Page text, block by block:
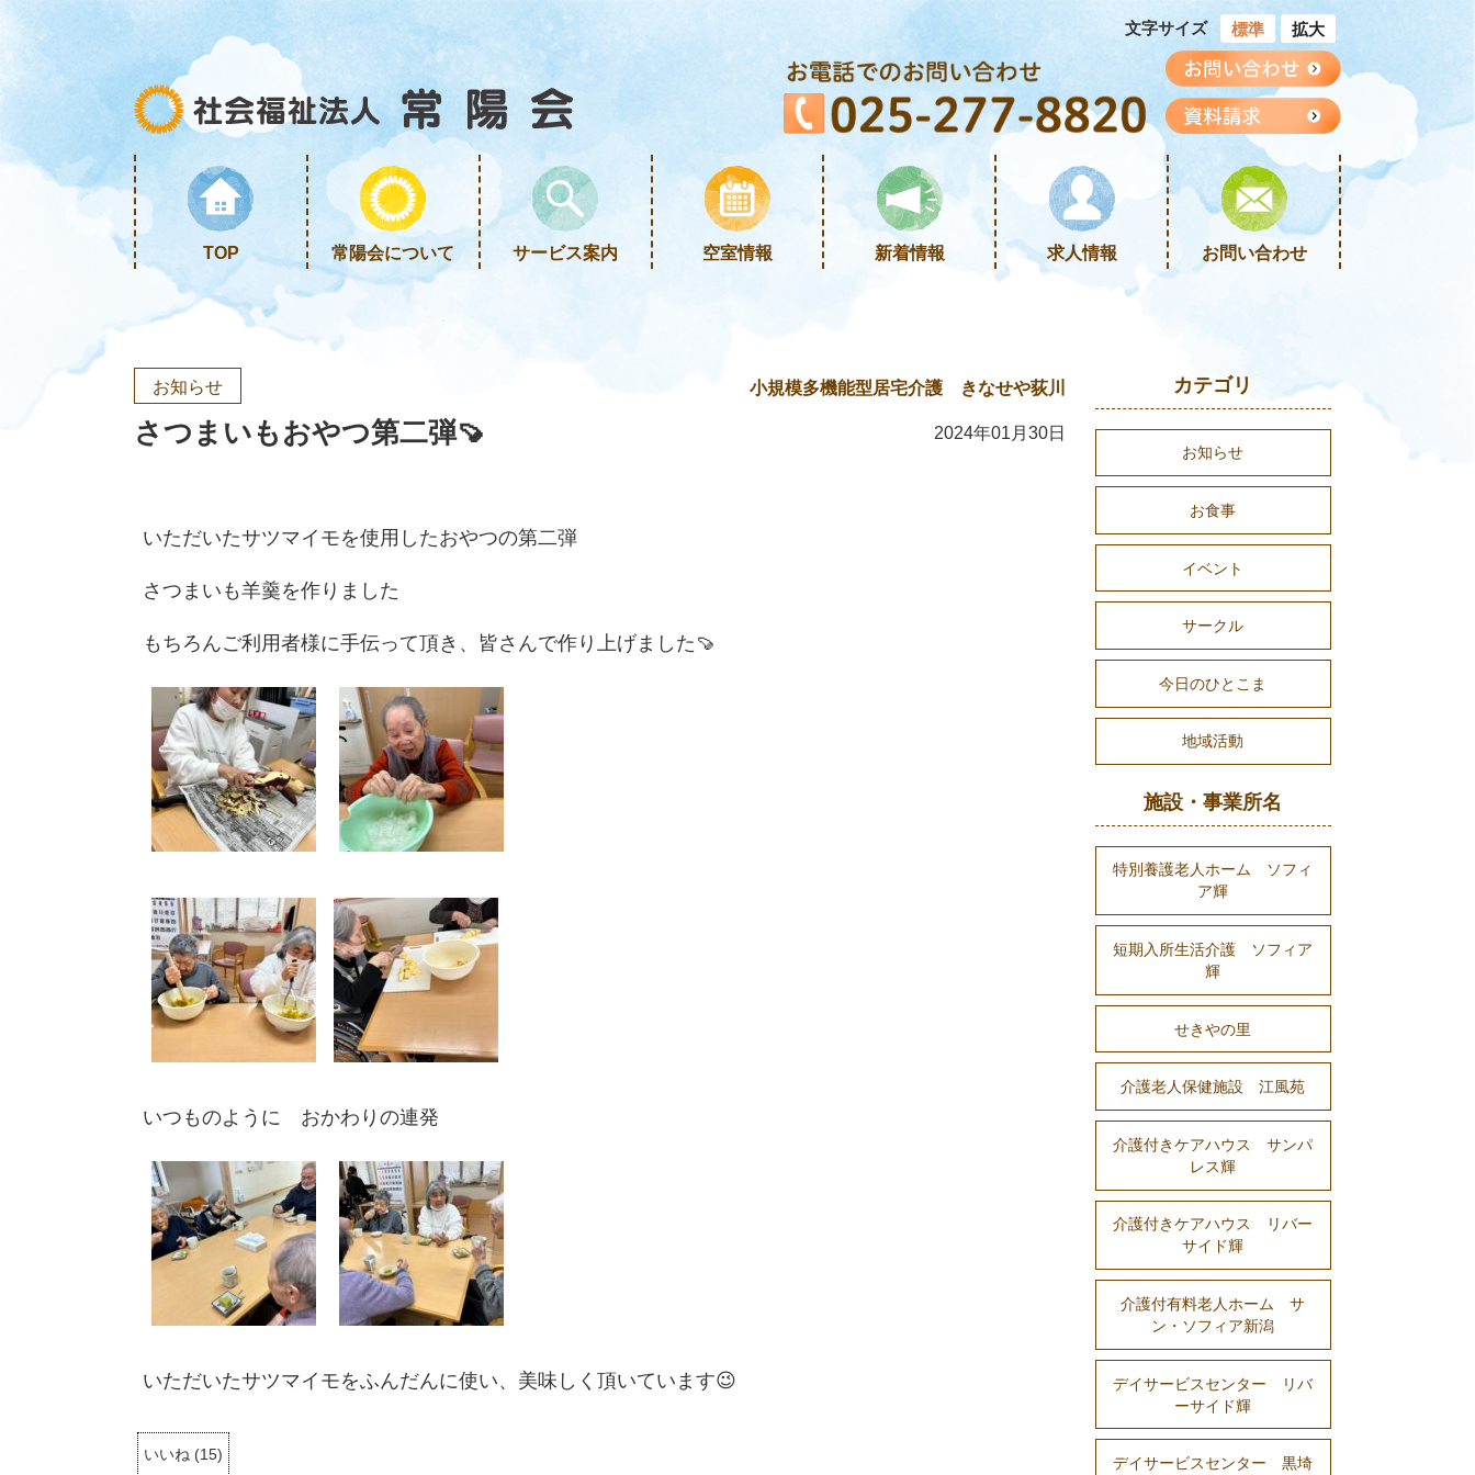
文字サイズ 標準 拡大
TOP 常陽会について サービス案内 空室情報 新着情報 求人情報 お問い合わせ
お知らせ 小規模多機能型居宅介護 きなせや荻川
さつまいもおやつ第二弾🍠 2024年01月30日
いただいたサツマイモを使用したおやつの第二弾
さつまいも羊羹を作りました
もちろんご利用者様に手伝って頂き、皆さんで作り上げました🍠
いつものように おかわりの連発
いただいたサツマイモをふんだんに使い、美味しく頂いています😉
いいね (15)
カテゴリ
お知らせ
お食事
イベント
サークル
今日のひとこま
地域活動
施設・事業所名
特別養護老人ホーム ソフィ
ア輝
短期入所生活介護 ソフィア
輝
せきやの里
介護老人保健施設 江風苑
介護付きケアハウス サンパ
レス輝
介護付きケアハウス リバー
サイド輝
介護付有料老人ホーム サ
ン・ソフィア新潟
デイサービスセンター リバ
ーサイド輝
デイサービスセンター 黒埼